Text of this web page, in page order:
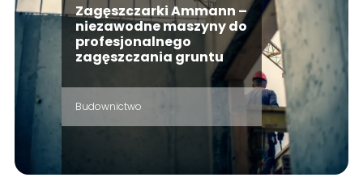
Zagęszczarki Ammann –
niezawodne maszyny do
profesjonalnego
zagęszczania gruntu
Budownictwo